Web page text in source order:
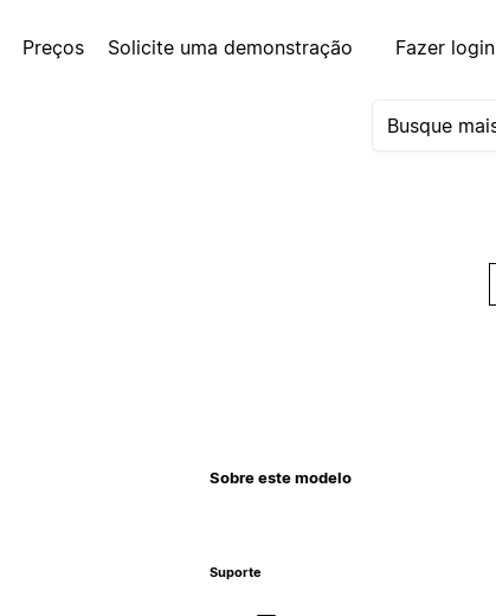
Preços Solicite uma demonstração Fazer login
Sobre este modelo
Suporte